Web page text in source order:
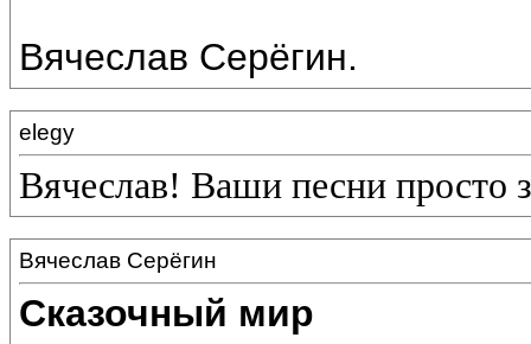
Вячеслав Серёгин.
elegy
Вячеслав! Ваши песни просто
Вячеслав Серёгин
Сказочный мир